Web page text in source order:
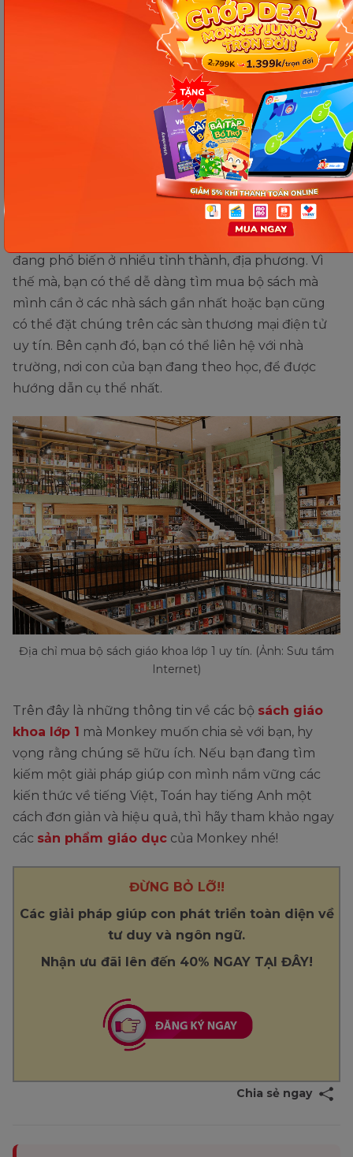
Việt Nam
18.000
NXB Giáo dục
Việt Nam
189.000
Tất tần tật về bộ sách giáo khoa lớp 1 Kết
nối tri thức với cuộc sống
Tìm hiểu về bộ sách giáo khoa lớp 1 Chân
Địa chỉ mua bộ sách giáo khoa
Hiện nay, các bộ sách giáo khoa lớp 1 kể trên đã và
đang phổ biến ở nhiều tỉnh thành, địa phương. Vì
thế mà, bạn có thể dễ dàng tìm mua bộ sách mà
mình cần ở các nhà sách gần nhất hoặc bạn cũng
có thể đặt chúng trên các sàn thương mại điện tử
uy tín. Bên cạnh đó, bạn có thể liên hệ với nhà
trường, nơi con của bạn đang theo học, để được
hướng dẫn cụ thể nhất.
Địa chỉ mua bộ sách giáo khoa lớp 1 uy tín. (Ảnh: Sưu tầm
Internet)
Trên đây là những thông tin về các bộ sách giáo
khoa lớp 1 mà Monkey muốn chia sẻ với bạn, hy
vọng rằng chúng sẽ hữu ích. Nếu bạn đang tìm
kiếm một giải pháp giúp con mình nắm vững các
kiến thức về tiếng Việt, Toán hay tiếng Anh một
cách đơn giản và hiệu quả, thì hãy tham khảo ngay
các sản phẩm giáo dục của Monkey nhé!
ĐỪNG BỎ LỠ!!
Các giải pháp giúp con phát triển toàn diện về
tư duy và ngôn ngữ.
Nhận ưu đãi lên đến 40% NGAY TẠI ĐÂY!
Chia sẻ ngay